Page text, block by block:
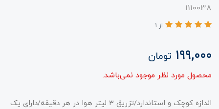
1110038
از 1
199,000 تومان
محصول مورد نظر موجود نمی‌باشد.
اندازه کوچک و استاندارد/تزريق 3 ليتر هوا در هر دقيقه/دارای یک